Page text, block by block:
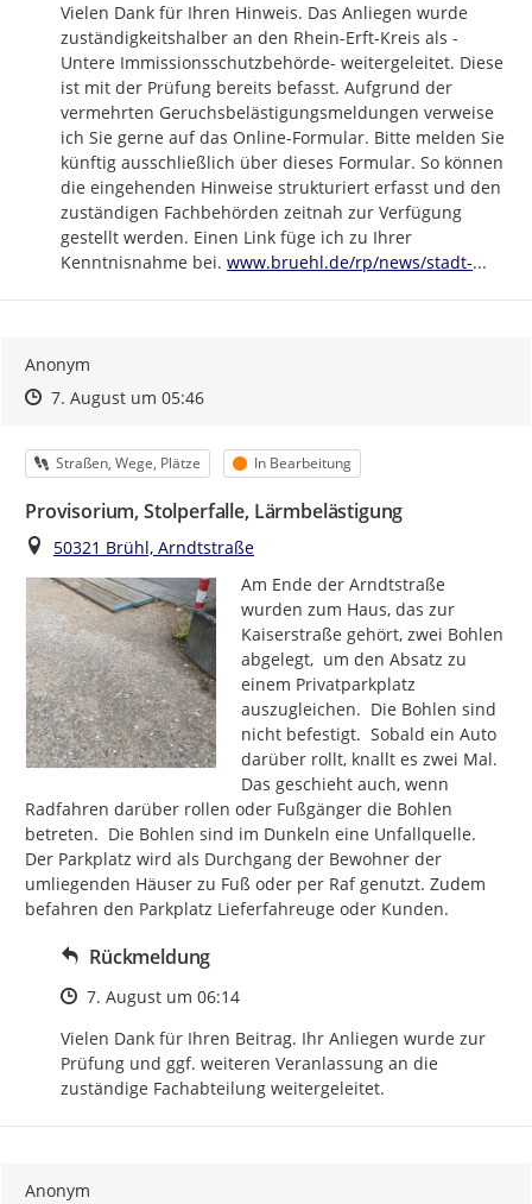
Vielen Dank für Ihren Hinweis. Das Anliegen wurde
zuständigkeitshalber an den Rhein-Erft-Kreis als -
Untere Immissionsschutzbehörde- weitergeleitet. Diese
ist mit der Prüfung bereits befasst. Aufgrund der
vermehrten Geruchsbelästigungsmeldungen verweise
ich Sie gerne auf das Online-Formular. Bitte melden Sie
künftig ausschließlich über dieses Formular. So können
die eingehenden Hinweise strukturiert erfasst und den
zuständigen Fachbehörden zeitnah zur Verfügung
gestellt werden. Einen Link füge ich zu Ihrer
Kenntnisnahme bei. https://
www.bruehl.de/rp/news/stadt-...
Anonym
Zeitpunkt des Erstellens
Zeitpunkt des Erstellens
7. August um 05:46Zur Äußerung
Kategorie
Straßen, Wege, Plätze Status
In Bearbeitung
Provisorium, Stolperfalle, Lärmbelästigung
Ort
50321 Brühl, Arndtstraße
Am Ende der Arndtstraße
wurden zum Haus, das zur
Kaiserstraße gehört, zwei Bohlen
abgelegt,  um den Absatz zu
einem Privatparkplatz
auszugleichen.  Die Bohlen sind
nicht befestigt.  Sobald ein Auto
darüber rollt, knallt es zwei Mal.
Das geschieht auch, wenn
Radfahren darüber rollen oder Fußgänger die Bohlen
betreten.  Die Bohlen sind im Dunkeln eine Unfallquelle.
Der Parkplatz wird als Durchgang der Bewohner der
umliegenden Häuser zu Fuß oder per Raf genutzt. Zudem
befahren den Parkplatz Lieferfahreuge oder Kunden.
Rückmeldung
Zeitpunkt des Erstellens
7. August um 06:14
Vielen Dank für Ihren Beitrag. Ihr Anliegen wurde zur
Prüfung und ggf. weiteren Veranlassung an die
zuständige Fachabteilung weitergeleitet.
Anonym